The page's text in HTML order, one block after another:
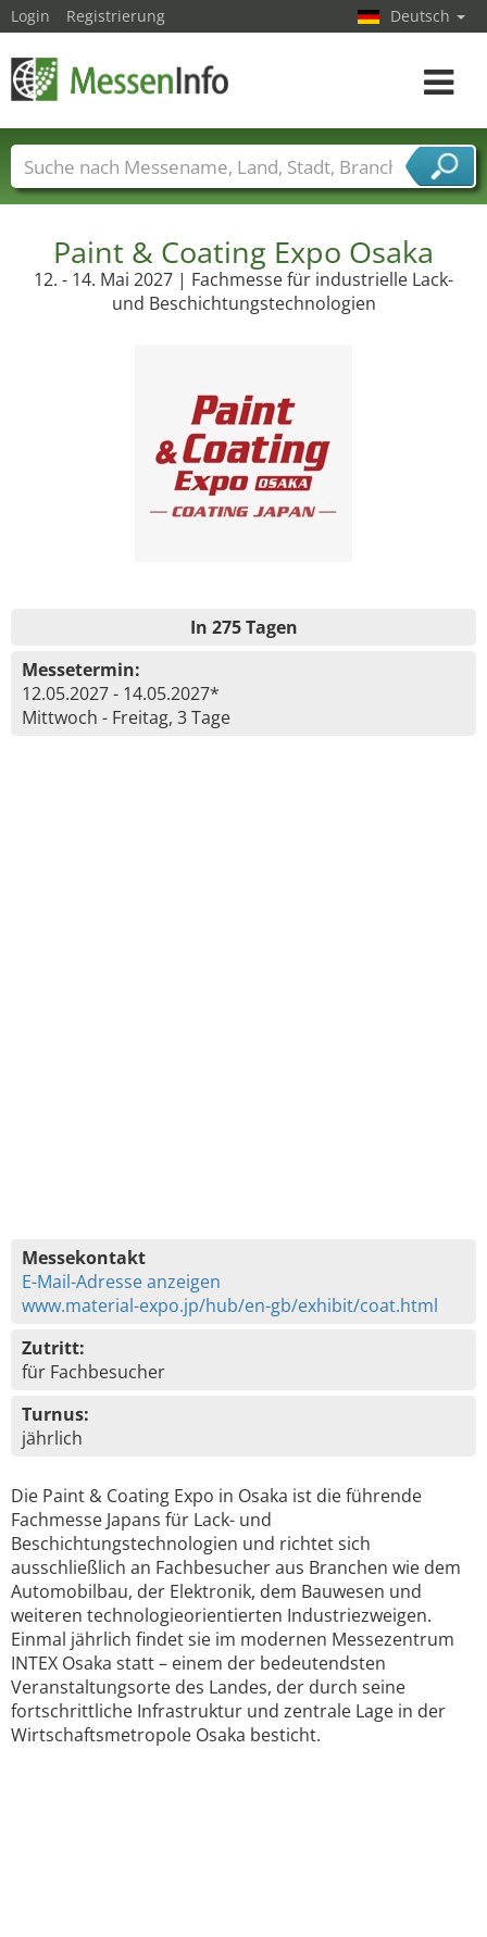
Paint & Coating Expo Osaka
12. - 14. Mai 2027 | Fachmesse für industrielle Lack-
und Beschichtungstechnologien
In 275 Tagen
Messetermin:
12.05.2027 - 14.05.2027*
Mittwoch - Freitag, 3 Tage
Messekontakt
E-Mail-Adresse anzeigen
www.material-expo.jp/hub/en-gb/exhibit/coat.html
Zutritt:
für Fachbesucher
Turnus:
jährlich
Die Paint & Coating Expo in Osaka ist die führende
Fachmesse Japans für Lack- und
Beschichtungstechnologien und richtet sich
ausschließlich an Fachbesucher aus Branchen wie dem
Automobilbau, der Elektronik, dem Bauwesen und
weiteren technologieorientierten Industriezweigen.
Einmal jährlich findet sie im modernen Messezentrum
INTEX Osaka statt – einem der bedeutendsten
Veranstaltungsorte des Landes, der durch seine
fortschrittliche Infrastruktur und zentrale Lage in der
Wirtschaftsmetropole Osaka besticht.
Login Registrierung Deutsch
Toggle
Messenamen Länder Städte
Branchen